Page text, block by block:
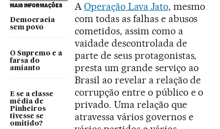
MAIS INFORMAÇÕES
Democracia
sem povo
O Supremo e a
farsa do
amianto
E se a classe
média de
Pinheiros
tivesse se
omitido?
A Operação Lava Jato, mesmo
com todas as falhas e abusos
cometidos, assim como a
vaidade descontrolada de
parte de seus protagonistas,
presta um grande serviço ao
Brasil ao revelar a relação de
corrupção entre o público e o
privado. Uma relação que
atravessa vários governos e